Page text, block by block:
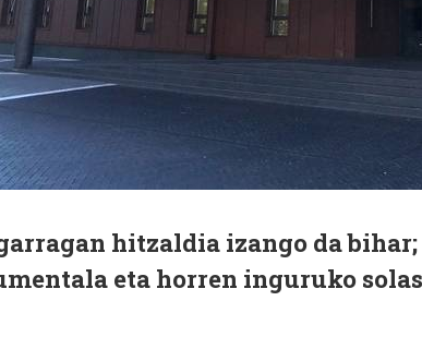
hitzaldia izango da
eta horren inguruko